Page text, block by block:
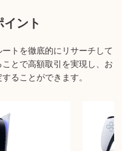
ります。ぜひご来店くださ
できない場合がございま
ださい。
ント
ートを徹底的にリサーチして
とで高額取引を実現し、お
ることができます。